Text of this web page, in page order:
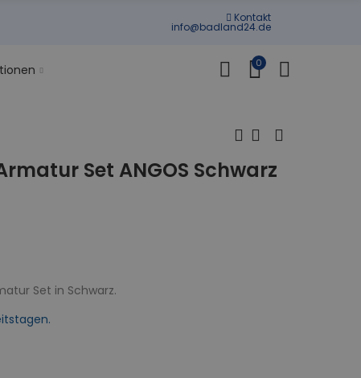
Kontakt
info@badland24.de
0
Set ANGOS Schwarz
Set in Schwarz.